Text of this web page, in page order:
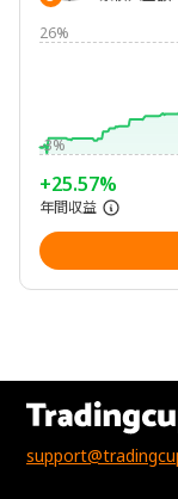
26%
-3%
+25.57%
年間収益